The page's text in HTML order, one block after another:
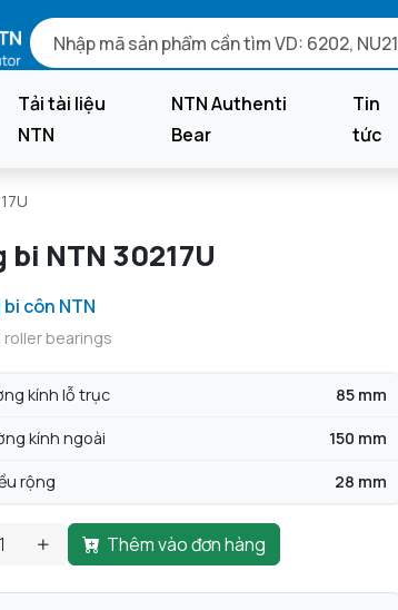
Tải tài liệu
NTN
NTN Authenti
Bear
Tin
tức
bi NTN 30217U
côn NTN
roller bearings
kính lỗ trục 85 mm
kính ngoài 150 mm
rộng 28 mm
Thêm vào đơn hàng